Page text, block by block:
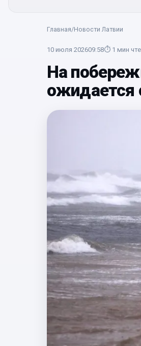
Главная/Новости Латвии
10 июля 202609:58⏱ 1 мин
На
ожидается